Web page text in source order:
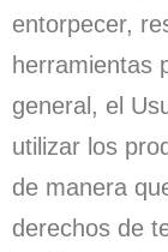
entorpecer,
herramientas
general, el
utilizar los
de manera
derechos de